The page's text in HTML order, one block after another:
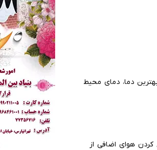
دما، دمای محیط
هوای اضافی از